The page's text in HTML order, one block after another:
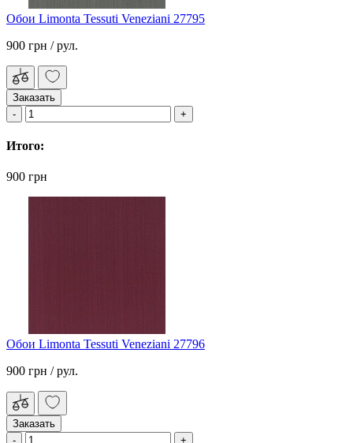
Обои Limonta Tessuti Veneziani 27795
900 грн / рул.
Заказать
Итого:
900 грн
Обои Limonta Tessuti Veneziani 27796
900 грн / рул.
Заказать